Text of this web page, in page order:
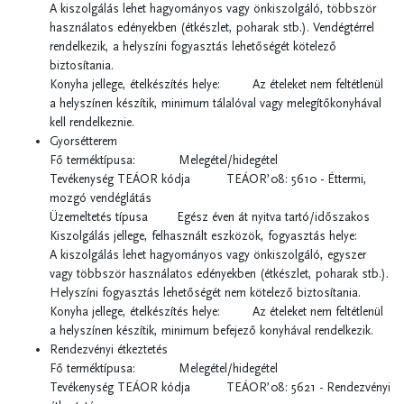
A kiszolgálás lehet hagyományos vagy önkiszolgáló, többször
használatos edényekben (étkészlet, poharak stb.). Vendégtérrel
rendelkezik, a helyszíni fogyasztás lehetőségét kötelező
biztosítania.
Konyha jellege, ételkészítés helye: Az ételeket nem feltétlenül
a helyszínen készítik, minimum tálalóval vagy melegítőkonyhával
kell rendelkeznie.
Gyorsétterem
Fő terméktípusa: Melegétel/hidegétel
Tevékenység TEÁOR kódja TEÁOR’08: 5610 - Éttermi,
mozgó vendéglátás
Üzemeltetés típusa Egész éven át nyitva tartó/időszakos
Kiszolgálás jellege, felhasznált eszközök, fogyasztás helye:
A kiszolgálás lehet hagyományos vagy önkiszolgáló, egyszer
vagy többször használatos edényekben (étkészlet, poharak stb.).
Helyszíni fogyasztás lehetőségét nem kötelező biztosítania.
Konyha jellege, ételkészítés helye: Az ételeket nem feltétlenül
a helyszínen készítik, minimum befejező konyhával rendelkezik.
Rendezvényi étkeztetés
Fő terméktípusa: Melegétel/hidegétel
Tevékenység TEÁOR kódja TEÁOR’08: 5621 - Rendezvényi